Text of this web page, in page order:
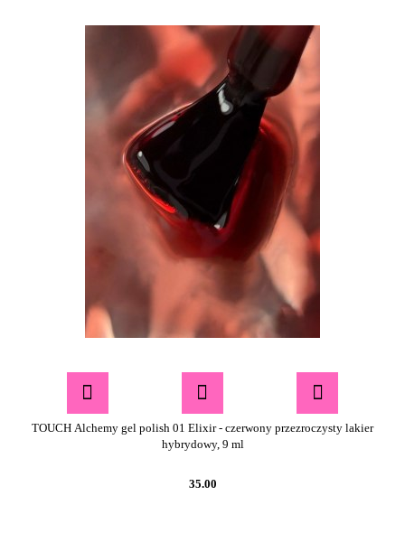
TOUCH Alchemy gel polish 01 Elixir - czerwony przezroczysty lakier
hybrydowy, 9 ml
35.00